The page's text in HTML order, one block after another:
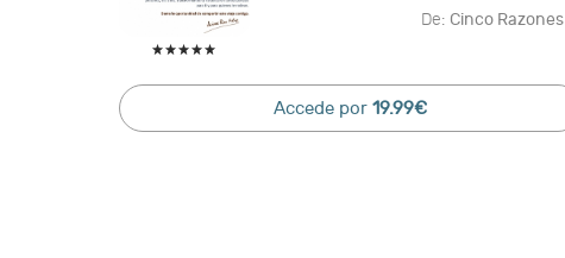
De: Cinco Razones
Accede por 19.99€